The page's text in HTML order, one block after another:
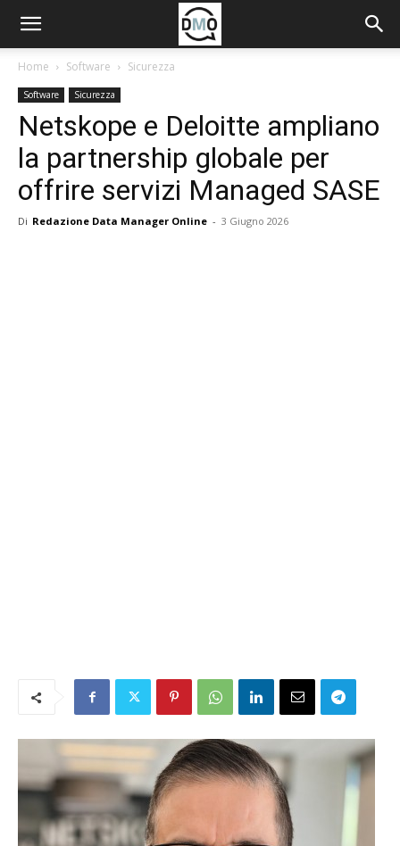
Home Software Sicurezza
Software Sicurezza
Netskope e Deloitte ampliano
la partnership globale per
offrire servizi Managed SASE
Di Redazione Data Manager Online - 3 Giugno 2026